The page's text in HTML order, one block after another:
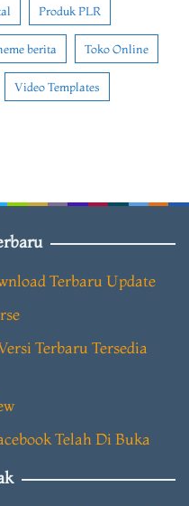
Produk PLR
berita Toko Online
Video Templates
Terbaru Update
Terbaru Tersedia
Telah Di Buka